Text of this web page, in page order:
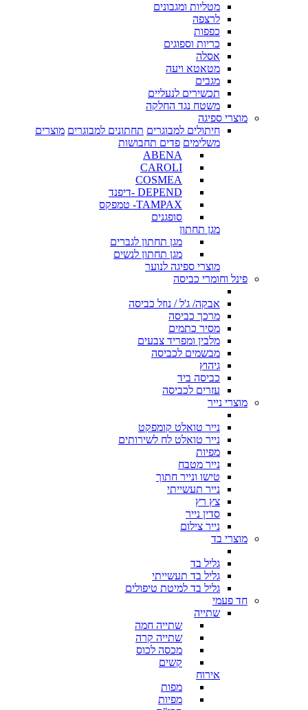
מטליות ומגבונים
לרצפה
כפפות
כריות וספוגים
אסלה
מטאטא ויעה
מגבים
תכשירים לנעליים
משטח נגד החלקה
מוצרי ספיגה
חיתולים למבוגרים תחתונים למבוגרים מוצרים
משלימים פדים תחבושות
ABENA
CAROLI
COSMEA
DEPEND -דיפנד
TAMPAX- טמפקס
סופגנים
מגן תחתון
מגן תחתון לגברים
מגן תחתון לנשים
מוצרי ספיגה לנוער
פינל וחומרי כביסה
אבקה/ ג'ל / נוזל כביסה
מרכך כביסה
מסיר כתמים
מלבין ומפריד צבעים
מבשמים לכביסה
גיהוץ
כביסה ביד
עזרים לכביסה
מוצרי נייר
נייר טואלט קומפקט
נייר טואלט לח לשירותים
מפיות
נייר מטבח
טישו ונייר חתוך
נייר תעשייתי
צץ רץ
סדין נייר
נייר צילום
מוצרי בד
גליל בד
גליל בד תעשייתי
גליל בד למיטת טיפולים
חד פעמי
שתייה
שתייה חמה
שתייה קרה
מכסה לכוס
קשים
אירוח
מפות
מפיות